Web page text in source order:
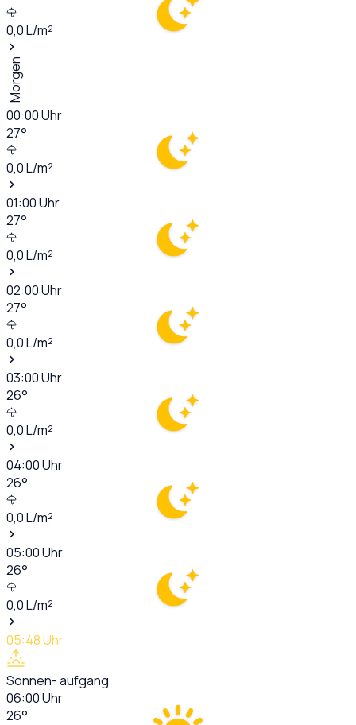
0,0L/m²
Morgen
00:00Uhr
27°
0,0L/m²
01:00Uhr
27°
0,0L/m²
02:00Uhr
27°
0,0L/m²
03:00Uhr
26°
0,0L/m²
04:00Uhr
26°
0,0L/m²
05:00Uhr
26°
0,0L/m²
05:48Uhr
Sonnen- aufgang
06:00Uhr
26°